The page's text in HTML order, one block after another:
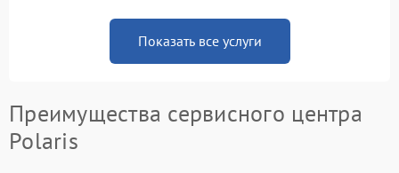
Показать все услуги
Преимущества сервисного центра
Polaris